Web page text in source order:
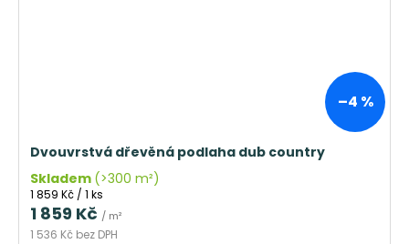
–4 %
Dvouvrstvá dřevěná podlaha dub country
Skladem (>300 m²)
1 536 Kč bez DPH
1 859 Kč / m²
Měrná
cena:
1 859 Kč / 1 ks